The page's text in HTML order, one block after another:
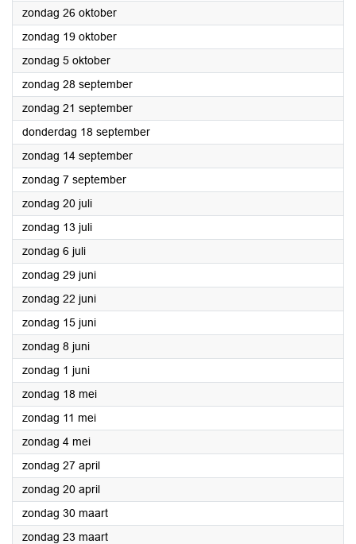
zondag 26 oktober2025
zondag 19 oktober2025
zondag 5 oktober2025
zondag 28 september2025
zondag 21 september2025
donderdag 18 september2025
zondag 14 september2025
zondag 7 september2025
zondag 20 juli2025
zondag 13 juli2025
zondag 6 juli2025
zondag 29 juni2025
zondag 22 juni2025
zondag 15 juni2025
zondag 8 juni2025
zondag 1 juni2025
zondag 18 mei2025
zondag 11 mei2025
zondag 4 mei2025
zondag 27 april2025
zondag 20 april2025
zondag 30 maart2025
zondag 23 maart2025